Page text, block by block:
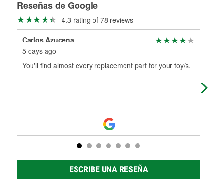
Más información sobre el Programa de Préstamo de
Herramientas de O'Reilly
medirán tus tambores o discos para determinar si pueden
ser rectificados con seguridad. Si tus tambores o discos no
pueden ser reutilizados, podemos ayudarte a encontrar las
partes de reemplazo correctas para tu reparación.
Rectificación de tambores y discos de freno
Reseñas de Google
4.3 rating of 78 reviews
Carlos Azucena
5 days ago
You'll find almost every replacement part for your toy/s.
ESCRIBE UNA RESEÑA